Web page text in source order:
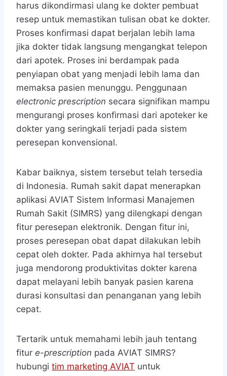
harus dikondirmasi ulang ke dokter pembuat
resep untuk memastikan tulisan obat ke dokter.
Proses konfirmasi dapat berjalan lebih lama
jika dokter tidak langsung mengangkat telepon
dari apotek. Proses ini berdampak pada
penyiapan obat yang menjadi lebih lama dan
memaksa pasien menunggu. Penggunaan
electronic prescription secara signifikan mampu
mengurangi proses konfirmasi dari apoteker ke
dokter yang seringkali terjadi pada sistem
peresepan konvensional.
Kabar baiknya, sistem tersebut telah tersedia
di Indonesia. Rumah sakit dapat menerapkan
aplikasi AVIAT Sistem Informasi Manajemen
Rumah Sakit (SIMRS) yang dilengkapi dengan
fitur peresepan elektronik. Dengan fitur ini,
proses peresepan obat dapat dilakukan lebih
cepat oleh dokter. Pada akhirnya hal tersebut
juga mendorong produktivitas dokter karena
dapat melayani lebih banyak pasien karena
durasi konsultasi dan penanganan yang lebih
cepat.
Tertarik untuk memahami lebih jauh tentang
fitur e-prescription pada AVIAT SIMRS?
hubungi tim marketing AVIAT untuk